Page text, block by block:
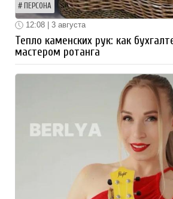
ПЕРСОНА
12:08 | 3 августа
Тепло каменских рук: как
мастером ротанга